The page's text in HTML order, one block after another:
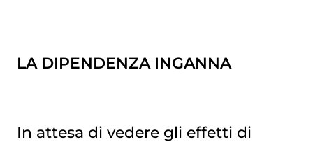
LA DIPENDENZA INGANNA
In attesa di vedere gli effetti di